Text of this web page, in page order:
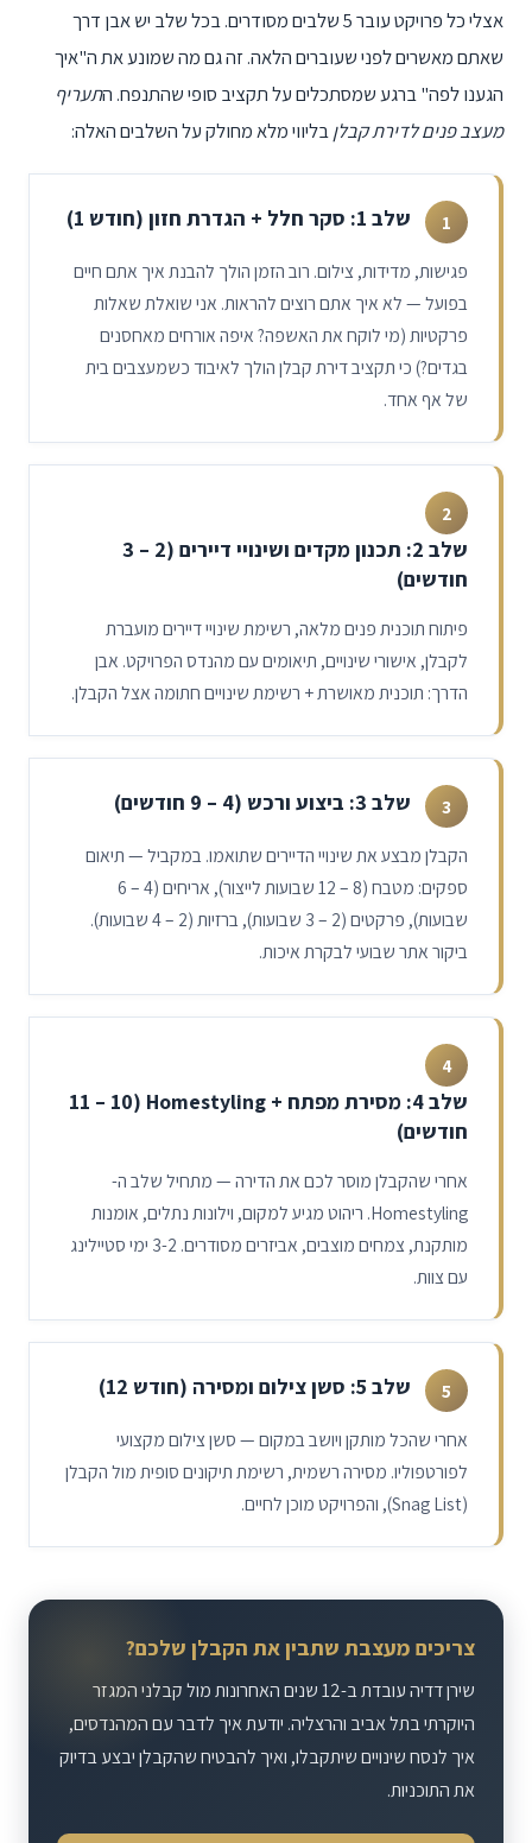
אצלי כל פרויקט עובר 5 שלבים מסודרים. בכל שלב יש אבן דרך
שאתם מאשרים לפני שעוברים הלאה. זה גם מה שמונע את ה"איך
הגענו לפה" ברגע שמסתכלים על תקציב סופי שהתנפח. התעריף
מעצב פנים לדירת קבלןבליווי מלא מחולק על השלבים האלה:
1 שלב 1: סקר חלל + הגדרת חזון (חודש 1)
פגישות, מדידות, צילום. רוב הזמן הולך להבנת איך אתם חיים
בפועל — לא איך אתם רוצים להראות. אני שואלת שאלות
פרקטיות (מי לוקח את האשפה? איפה אורחים מאחסנים
בגדים?) כי תקציב דירת קבלן הולך לאיבוד כשמעצבים בית
של אף אחד.
2
שלב 2: תכנון מקדים ושינויי דיירים (
3 – 2
חודשים)
פיתוח תוכנית פנים מלאה, רשימת שינויי דיירים מועברת
לקבלן, אישורי שינויים, תיאומים עם מהנדס הפרויקט. אבן
הדרך: תוכנית מאושרת + רשימת שינויים חתומה אצל הקבלן.
3 שלב 3: ביצוע ורכש ( 9 – 4 חודשים)
הקבלן מבצע את שינויי הדיירים שתואמו. במקביל — תיאום
ספקים: מטבח (12 – 8שבועות לייצור), אריחים (6 – 4
שבועות), פרקטים (3 – 2 שבועות), ברזיות (4 – 2שבועות).
ביקור אתר שבועי לבקרת איכות.
4
שלב 4: מסירת מפתח + Homestyling (
11 – 10
חודשים)
אחרי שהקבלן מוסר לכם את הדירה — מתחיל שלב ה-
Homestyling. ריהוט מגיע למקום, וילונות נתלים, אומנות
מותקנת, צמחים מוצבים, אביזרים מסודרים. 3-2 ימי סטיילינג
עם צוות.
5 שלב 5: סשן צילום ומסירה (חודש 12)
אחרי שהכל מותקן ויושב במקום — סשן צילום מקצועי
לפורטפוליו. מסירה רשמית, רשימת תיקונים סופית מול הקבלן
(Snag List), והפרויקט מוכן לחיים.
צריכים מעצבת שתבין את הקבלן שלכם?
שירן דדיה עובדת ב-12 שנים האחרונות מול קבלני המגזר
היוקרתי בתל אביב והרצליה. יודעת איך לדבר עם המהנדסים,
איך לנסח שינויים שיתקבלו, ואיך להבטיח שהקבלן יבצע בדיוק
את התוכניות.